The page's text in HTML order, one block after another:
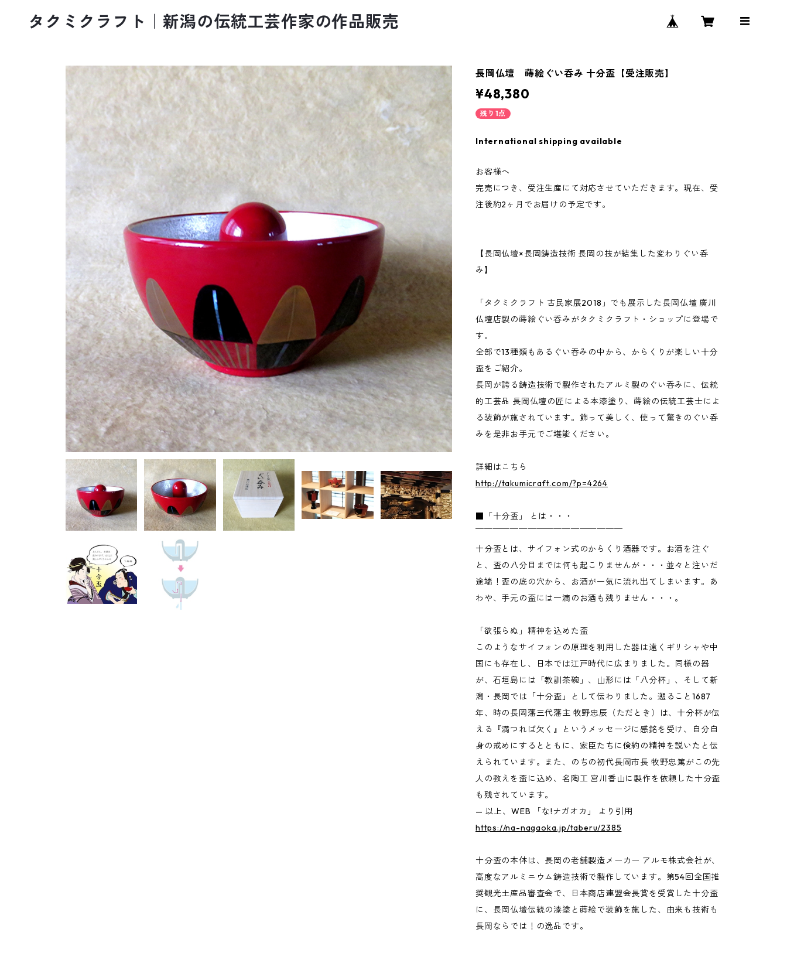
タクミクラフト｜新潟の伝統工芸作家の作品販売
長岡仏壇 蒔絵ぐい呑み 十分盃【受注販売】
¥48,380
残り1点
International shipping available
お客様へ
完売につき、受注生産にて対応させていただきます。現在、受
注後約2ヶ月でお届けの予定です。
【長岡仏壇×長岡鋳造技術 長岡の技が結集した変わりぐい呑
み】
「タクミクラフト 古民家展2018」でも展示した長岡仏壇 廣川
仏壇店製の蒔絵ぐい呑みがタクミクラフト・ショップに登場で
す。
全部で13種類もあるぐい呑みの中から、からくりが楽しい十分
盃をご紹介。
長岡が誇る鋳造技術で製作されたアルミ製のぐい呑みに、伝統
的工芸品 長岡仏壇の匠による本漆塗り、蒔絵の伝統工芸士によ
る装飾が施されています。飾って美しく、使って驚きのぐい呑
みを是非お手元でご堪能ください。
詳細はこちら
http://takumicraft.com/?p=4264
■「十分盃」 とは・・・
￣￣￣￣￣￣￣￣￣￣￣￣￣￣￣￣￣
十分盃とは、サイフォン式のからくり酒器です。お酒を注ぐ
と、盃の八分目までは何も起こりませんが・・・並々と注いだ
途端！盃の底の穴から、お酒が一気に流れ出てしまいます。あ
わや、手元の盃には一滴のお酒も残りません・・・。
「欲張らぬ」精神を込めた盃
このようなサイフォンの原理を利用した器は遠くギリシャや中
国にも存在し、日本では江戸時代に広まりました。同様の器
が、石垣島には「教訓茶碗」、山形には「八分杯」、そして新
潟・長岡では「十分盃」として伝わりました。遡ること1687
年、時の長岡藩三代藩主 牧野忠辰（ただとき）は、十分杯が伝
える『満つれば欠く』というメッセージに感銘を受け、自分自
身の戒めにするとともに、家臣たちに倹約の精神を説いたと伝
えられています。また、のちの初代長岡市長 牧野忠篤がこの先
人の教えを盃に込め、名陶工 宮川香山に製作を依頼した十分盃
も残されています。
— 以上、WEB 「な!ナガオカ」 より引用
https://na-nagaoka.jp/taberu/2385
十分盃の本体は、長岡の老舗製造メーカー アルモ株式会社が、
高度なアルミニウム鋳造技術で製作しています。第54回全国推
奨観光土産品審査会で、日本商店連盟会長賞を受賞した十分盃
に、長岡仏壇伝統の漆塗と蒔絵で装飾を施した、由来も技術も
長岡ならでは！の逸品です。